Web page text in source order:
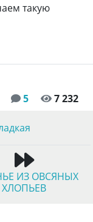
такую
5 7 232
ИЗ ОВСЯНЫХ
ХЛОПЬЕВ